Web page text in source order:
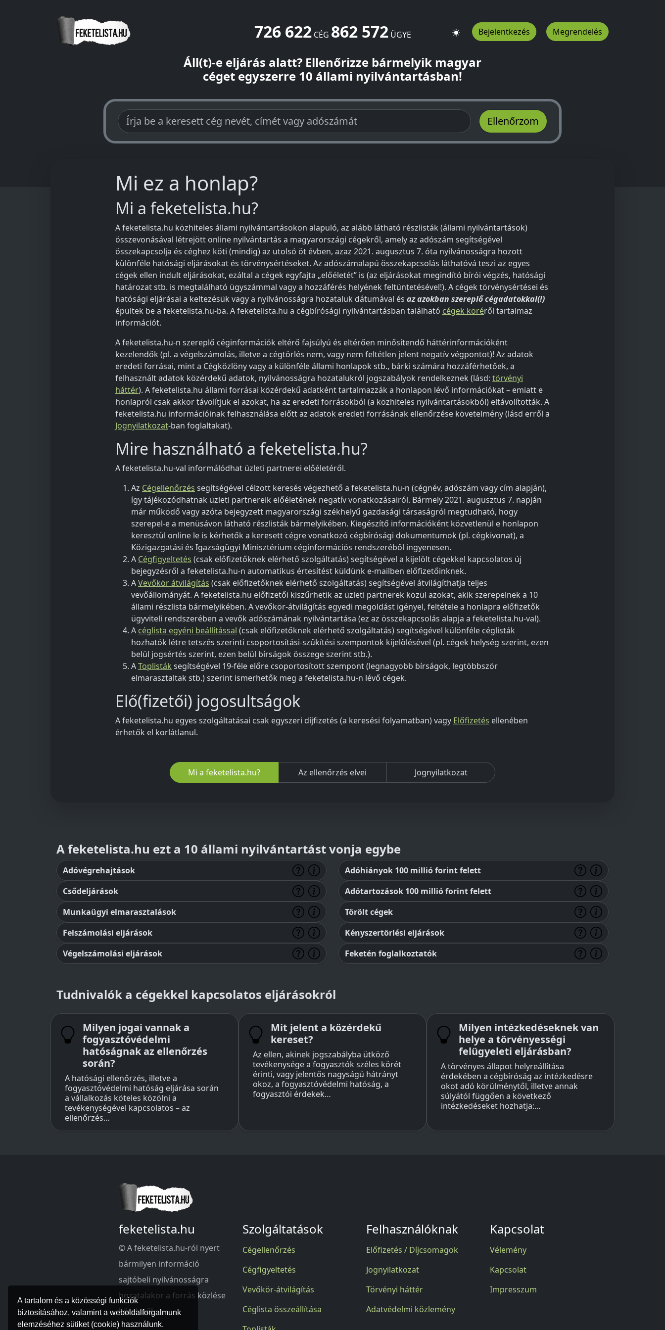
A tartalom és a közösségi funkciók
biztosításához, valamint a weboldalforgalmunk
elemzéséhez sütiket (cookie) használunk.
726 622CÉG 862 572ÜGYE Bejelentkezés Megrendelés
Áll(t)-e eljárás alatt? Ellenőrizze bármelyik magyar
céget egyszerre 10 állami nyilvántartásban!
Mi ez a honlap?
Mi a feketelista.hu?
A feketelista.hu közhiteles állami nyilvántartásokon alapuló, az alább látható részlisták (állami nyilvántartások)
összevonásával létrejött online nyilvántartás a magyarországi cégekről, amely az adószám segítségével
összekapcsolja és céghez köti (mindig) az utolsó öt évben, azaz 2021. augusztus 7. óta nyilvánosságra hozott
különféle hatósági eljárásokat és törvénysértéseket. Az adószámalapú összekapcsolás láthatóvá teszi az egyes
cégek ellen indult eljárásokat, ezáltal a cégek egyfajta „előéletét” is (az eljárásokat megindító bírói végzés, hatósági
határozat stb. is megtalálható ügyszámmal vagy a hozzáférés helyének feltüntetésével!). A cégek törvénysértései és
hatósági eljárásai a keltezésük vagy a nyilvánosságra hozataluk dátumával és az azokban szereplő cégadatokkal(!)
épültek be a feketelista.hu-ba. A feketelista.hu a cégbírósági nyilvántartásban található cégek köréről tartalmaz
információt.
A feketelista.hu-n szereplő céginformációk eltérő fajsúlyú és eltérően minősítendő háttérinformációként
kezelendők (pl. a végelszámolás, illetve a cégtörlés nem, vagy nem feltétlen jelent negatív végpontot)! Az adatok
eredeti forrásai, mint a Cégközlöny vagy a különféle állami honlapok stb., bárki számára hozzáférhetőek, a
felhasznált adatok közérdekű adatok, nyilvánosságra hozatalukról jogszabályok rendelkeznek (lásd: törvényi
háttér). A feketelista.hu állami forrásai közérdekű adatként tartalmazzák a honlapon lévő információkat – emiatt e
honlapról csak akkor távolítjuk el azokat, ha az eredeti forrásokból (a közhiteles nyilvántartásokból) eltávolították. A
feketelista.hu információinak felhasználása előtt az adatok eredeti forrásának ellenőrzése követelmény (lásd erről a
Jognyilatkozat-ban foglaltakat).
Mire használható a feketelista.hu?
A feketelista.hu-val informálódhat üzleti partnerei előéletéről.
Az Cégellenőrzés segítségével célzott keresés végezhető a feketelista.hu-n (cégnév, adószám vagy cím alapján),
így tájékozódhatnak üzleti partnereik előéletének negatív vonatkozásairól. Bármely 2021. augusztus 7. napján
már működő vagy azóta bejegyzett magyarországi székhelyű gazdasági társaságról megtudható, hogy
szerepel-e a menüsávon látható részlisták bármelyikében. Kiegészítő információként közvetlenül e honlapon
keresztül online le is kérhetők a keresett cégre vonatkozó cégbírósági dokumentumok (pl. cégkivonat), a
Közigazgatási és Igazságügyi Minisztérium céginformációs rendszeréből ingyenesen.
A Cégfigyeltetés (csak előfizetőknek elérhető szolgáltatás) segítségével a kijelölt cégekkel kapcsolatos új
bejegyzésről a feketelista.hu-n automatikus értesítést küldünk e-mailben előfizetőinknek.
AVevőkör átvilágítás (csak előfizetőknek elérhető szolgáltatás) segítségével átvilágíthatja teljes
vevőállományát. A feketelista.hu előfizetői kiszűrhetik az üzleti partnerek közül azokat, akik szerepelnek a 10
állami részlista bármelyikében. A vevőkör-átvilágítás egyedi megoldást igényel, feltétele a honlapra előfizetők
ügyviteli rendszerében a vevők adószámának nyilvántartása (ez az összekapcsolás alapja a feketelista.hu-val).
A céglista egyéni beállítással (csak előfizetőknek elérhető szolgáltatás) segítségével különféle céglisták
hozhatók létre tetszés szerinti csoportosítási-szűkítési szempontok kijelölésével (pl. cégek helység szerint, ezen
belül jogsértés szerint, ezen belül bírságok összege szerint stb.).
AToplisták segítségével 19-féle előre csoportosított szempont (legnagyobb bírságok, legtöbbször
elmarasztaltak stb.) szerint ismerhetők meg a feketelista.hu-n lévő cégek.
Elő(fizetői) jogosultságok
A feketelista.hu egyes szolgáltatásai csak egyszeri díjfizetés (a keresési folyamatban) vagy Előfizetés ellenében
érhetők el korlátlanul.
Mi a feketelista.hu? Az ellenőrzés elvei Jognyilatkozat
A feketelista.hu ezt a 10 állami nyilvántartást vonja egybe
Adóvégrehajtások
Csődeljárások
Munkaügyi elmarasztalások
Felszámolási eljárások
Végelszámolási eljárások
Adóhiányok 100 millió forint felett
Adótartozások 100 millió forint felett
Törölt cégek
Kényszertörlési eljárások
Feketén foglalkoztatók
Tudnivalók a cégekkel kapcsolatos eljárásokról
Milyen jogai vannak a
fogyasztóvédelmi
hatóságnak az ellenőrzés
során?
A hatósági ellenőrzés, illetve a
fogyasztóvédelmi hatóság eljárása során
a vállalkozás köteles közölni a
tevékenységével kapcsolatos – az
ellenőrzés…
Mit jelent a közérdekű
kereset?
Az ellen, akinek jogszabályba ütköző
tevékenysége a fogyasztók széles körét
érinti, vagy jelentős nagyságú hátrányt
okoz, a fogyasztóvédelmi hatóság, a
fogyasztói érdekek…
Milyen intézkedéseknek van
helye a törvényességi
felügyeleti eljárásban?
A törvényes állapot helyreállítása
érdekében a cégbíróság az intézkedésre
okot adó körülménytől, illetve annak
súlyától függően a következő
intézkedéseket hozhatja:…
feketelista.hu
© A feketelista.hu-ról nyert
bármilyen információ
sajtóbeli nyilvánosságra
hozatalakor a forrás közlése
kötelező!
Szolgáltatások
Cégellenőrzés
Cégfigyeltetés
Vevőkör-átvilágítás
Céglista összeállítása
Felhasználóknak
Előfizetés / Díjcsomagok
Jognyilatkozat
Törvényi háttér
Adatvédelmi közlemény
Kapcsolat
Vélemény
Kapcsolat
Impresszum